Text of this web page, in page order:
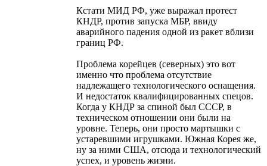
Кстати МИД РФ, уже выражал протест
КНДР, против запуска МБР, ввиду
аварийного падения одной из ракет вблизи
границ РФ.
Проблема корейцев (северных) это вот
именно что проблема отсутствие
надлежащего технологического оснащения.
И недостаток квалифицированных спецов.
Когда у КНДР за спиной был СССР, в
техническом отношении они были на
уровне. Теперь, они просто мартышки с
устаревшими игрушками. Южная Корея же,
ну за ними США, отсюда и технологический
успех, и уровень жизни.